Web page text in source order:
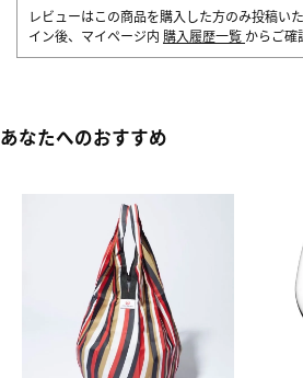
レビューはこの商品を購入した方のみ投稿い
イン後、マイページ内 購入履歴一覧 からご確
あなたへのおすすめ